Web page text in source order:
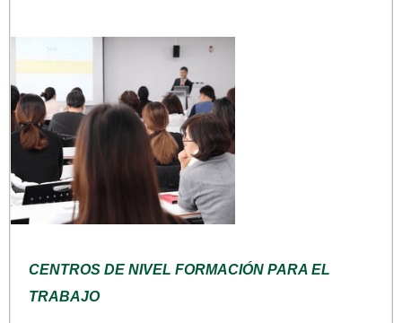
CENTROS DE NIVEL FORMACIÓN PARA EL
TRABAJO